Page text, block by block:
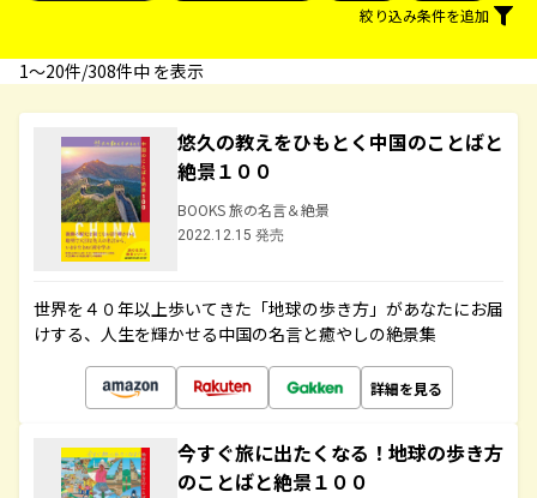
絞り込み条件を追加
1〜20件/308件中 を表示
悠久の教えをひもとく中国のことばと
絶景１００
BOOKS 旅の名言＆絶景
2022.12.15 発売
世界を４０年以上歩いてきた「地球の歩き方」があなたにお届
けする、人生を輝かせる中国の名言と癒やしの絶景集
詳細を見る
今すぐ旅に出たくなる！地球の歩き方
のことばと絶景１００